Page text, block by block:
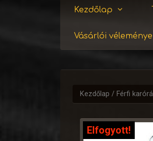
Kezdőlap
Vásárlói
Kezdőlap / Férfi
Elfogyott!